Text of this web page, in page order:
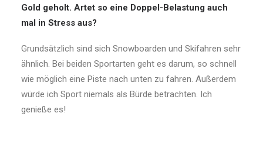
Gold geholt. Artet so eine Doppel-Belastung auch
mal in Stress aus?
Grundsätzlich sind sich Snowboarden und Skifahren sehr
ähnlich. Bei beiden Sportarten geht es darum, so schnell
wie möglich eine Piste nach unten zu fahren. Außerdem
würde ich Sport niemals als Bürde betrachten. Ich
genieße es!